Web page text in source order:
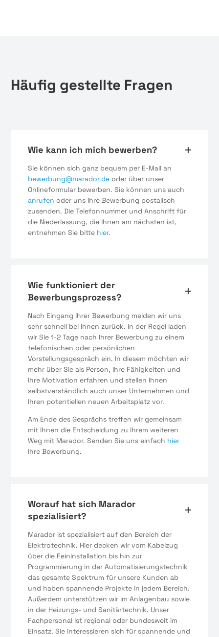
Häufig gestellte Fragen
Wie kann ich mich bewerben?
Sie können sich ganz bequem per E-Mail an
bewerbung@marador.de oder über unser
Onlineformular bewerben. Sie können uns auch
anrufen oder uns Ihre Bewerbung postalisch
zusenden. Die Telefonnummer und Anschrift für
die Niederlassung, die Ihnen am nächsten ist,
entnehmen Sie bitte hier.
Wie funktioniert der
Bewerbungsprozess?
Nach Eingang Ihrer Bewerbung melden wir uns
sehr schnell bei Ihnen zurück. In der Regel laden
wir Sie 1-2 Tage nach Ihrer Bewerbung zu einem
telefonischen oder persönlichen
Vorstellungsgespräch ein. In diesem möchten wir
mehr über Sie als Person, Ihre Fähigkeiten und
Ihre Motivation erfahren und stellen Ihnen
selbstverständlich auch unser Unternehmen und
Ihren potentiellen neuen Arbeitsplatz vor.
Am Ende des Gesprächs treffen wir gemeinsam
mit Ihnen die Entscheidung zu Ihrem weiteren
Weg mit Marador. Senden Sie uns einfach hier
Ihre Bewerbung.
Worauf hat sich Marador
spezialisiert?
Marador ist spezialisiert auf den Bereich der
Elektrotechnik. Hier decken wir vom Kabelzug
über die Feininstallation bis hin zur
Programmierung in der Automatisierungstechnik
das gesamte Spektrum für unsere Kunden ab
und haben spannende Projekte in jedem Bereich.
Außerdem unterstützen wir im Anlagenbau sowie
in der Heizungs- und Sanitärtechnik. Unser
Fachpersonal ist regional oder bundesweit im
Einsatz. Sie interessieren sich für spannende und